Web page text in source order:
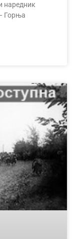
наредник
Горња